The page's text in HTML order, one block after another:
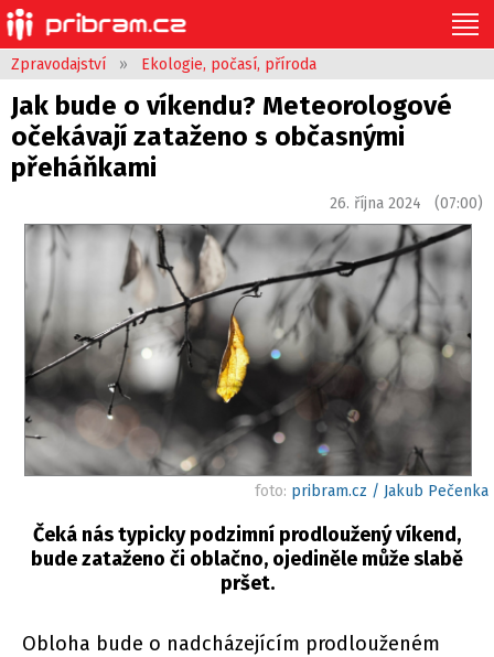
Zpravodajství » Ekologie, počasí, příroda
Jak bude o víkendu? Meteorologové
očekávají zataženo s občasnými
přeháňkami
26. října 2024 (07:00)
foto: pribram.cz / Jakub Pečenka
Čeká nás typicky podzimní prodloužený víkend,
bude zataženo či oblačno, ojediněle může slabě
pršet.
Obloha bude o nadcházejícím prodlouženém